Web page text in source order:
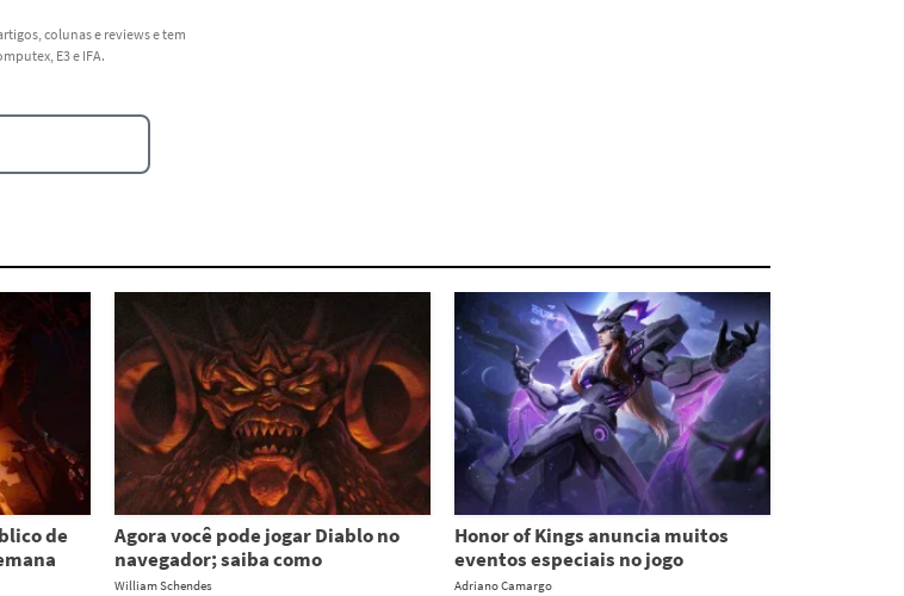
colunas e reviews e tem
E3 e IFA.
de
Agora você pode jogar Diablo no
navegador; saiba como
William Schendes
Honor of Kings anuncia muitos
eventos especiais no jogo
Adriano Camargo